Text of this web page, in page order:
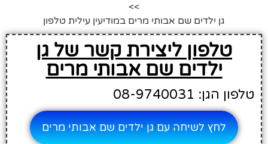
>>
גן ילדים שם אבותי מרים במודיעין עילית טלפון
טלפון ליצירת קשר של גן
ילדים שם אבותי מרים
טלפון הגן: 08-9740031
לחץ לשיחה עם גן ילדים שם אבותי מרים